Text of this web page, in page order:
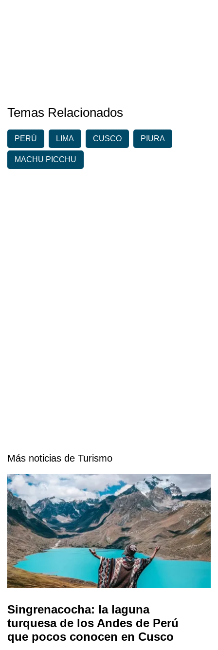
Temas Relacionados
PERÚ LIMA CUSCO PIURA
MACHU PICCHU
Más noticias de Turismo
Singrenacocha: la laguna
turquesa de los Andes de Perú
que pocos conocen en Cusco